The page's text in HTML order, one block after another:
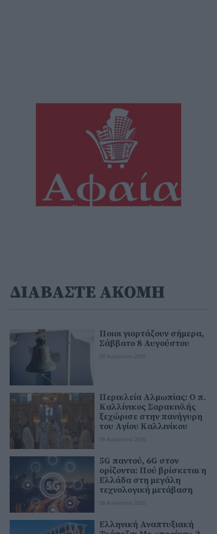
ΔΙΑΒΑΣΤΕ ΑΚΟΜΗ
Ποιοι γιορτάζουν σήμερα,
Σάββατο 8 Αυγούστου
08 Αυγούστου 2026
Περικλεία Αλμωπίας: Ο π.
Καλλίνικος Σαρακινλής
ξεχώρισε στην πανήγυρη
του Αγίου Καλλινίκου
08 Αυγούστου 2026
5G παντού, 6G στον
ορίζοντα: Πού βρίσκεται η
Ελλάδα στη μεγάλη
τεχνολογική μετάβαση
08 Αυγούστου 2026
Ελληνική Αναπτυξιακή